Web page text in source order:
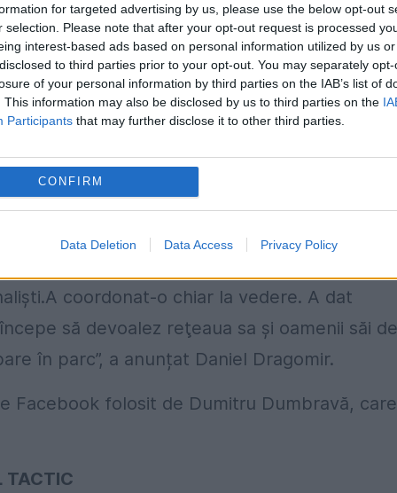
for targeted advertising by us, please use the below opt-out
selection. Please note that after your opt-out request is processed
interest-based ads based on personal information utilized by us
to third parties prior to your opt-out. You may separately
of your personal information by third parties on the IAB’s list of
This information may also be disclosed by us to third parties on the
Participants that may further disclose it to other third parties.
CONFIRM
Data Deletion Data Access Privacy Policy
va devoala „câmpul tactic” al
statul paralel în toată splendoarea sa.
coordonat-o chiar la vedere. A dat
să devoalez reţeaua sa şi oamenii săi de
în parc”, a anunțat Daniel Dragomir.
Facebook folosit de Dumitru Dumbravă, care